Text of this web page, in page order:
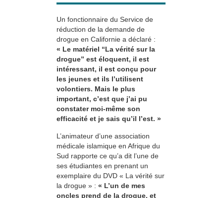
Un fonctionnaire du Service de
réduction de la demande de
drogue en Californie a déclaré :
« Le matériel “La vérité sur la
drogue” est éloquent, il est
intéressant, il est conçu pour
les jeunes et ils l’utilisent
volontiers. Mais le plus
important, c’est que j’ai pu
constater moi-même son
efficacité et je sais qu’il l’est. »
L’animateur d’une association
médicale islamique en Afrique du
Sud rapporte ce qu’a dit l’une de
ses étudiantes en prenant un
exemplaire du DVD « La vérité sur
la drogue » : « L’un de mes
oncles prend de la drogue, et